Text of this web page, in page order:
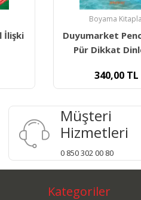
Penceresey
Dikkat Dinle Pür
Müşteri
Hizmetleri
0 850 302 00 80
Kategoriler